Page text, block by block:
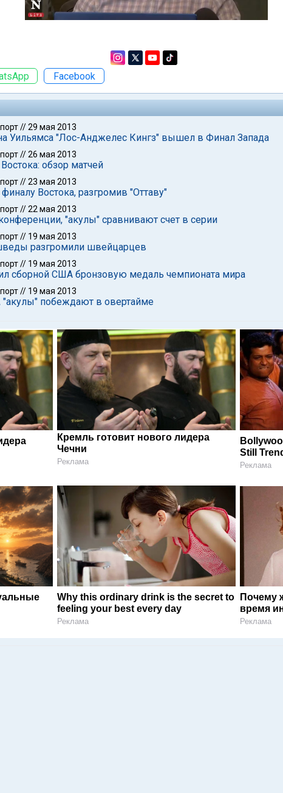
Facebook
//29 мая 2013
Уильямса "Лос-Анджелес Кингз" вышел в Финал Запада
//26 мая 2013
обзор матчей
//23 мая 2013
Востока, разгромив "Оттаву"
//22 мая 2013
"акулы" сравнивают счет в серии
// 19 мая 2013
разгромили швейцарцев
// 19 мая 2013
сборной США бронзовую медаль чемпионата мира
// 19 мая 2013
"акулы" побеждают в овертайме
Кремль готовит нового лидера
Чечни
Реклама
Still
Реклама
Why this ordinary drink is the secret to
feeling your best every day
Реклама
Почему
время
Реклама